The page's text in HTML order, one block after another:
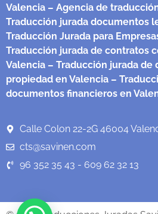
Valencia – Agencia de
Traducción jurada documentos
Traducción Jurada para
Traducción jurada de contratos
Valencia – Traducción jurada de
propiedad en Valencia –
documentos financieros en
Calle Colon 22-2G 46004
cts@savinen.com
96 352 35 43 - 609 62 32 13